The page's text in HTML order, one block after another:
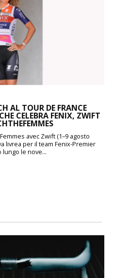
AL TOUR DE FRANCE
CELEBRA FENIX, ZWIFT
avec Zwift (1–9 agosto
livrea per il team Fenix-Premier
le nove...